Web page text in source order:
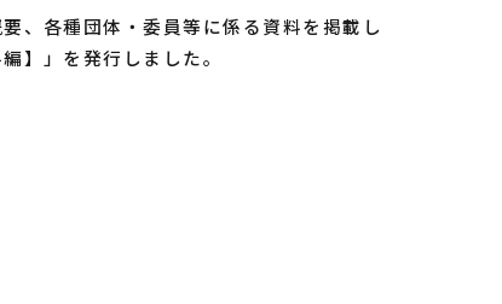
、各種団体・委員等に係る資料を掲載し
】」を発行しました。